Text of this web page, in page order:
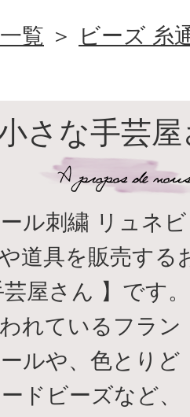
覧 ＞ ビーズ 糸
さな手芸
ル刺繍 リュネビ
道具を販売する
屋さん 】です。
れているフラン
ルや、色とりど
ドビーズなど、